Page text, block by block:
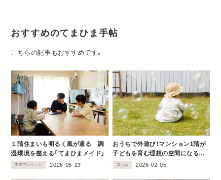
おすすめのてまひま手帖
こちらの記事もおすすめです。
１階住まいも明るく風が通る 調
湿環境を整える「てまひまメイド」
中古マンション 2026-05-29
おうちで外遊び！マンション1階が
子どもを育む理想の空間になる理
由コラム 2026-02-05